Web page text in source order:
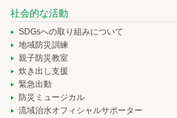
社会的な活動
SDGsへの取り組みについて
地域防災訓練
親子防災教室
炊き出し支援
緊急出動
防災ミュージカル
流域治水オフィシャルサポーター